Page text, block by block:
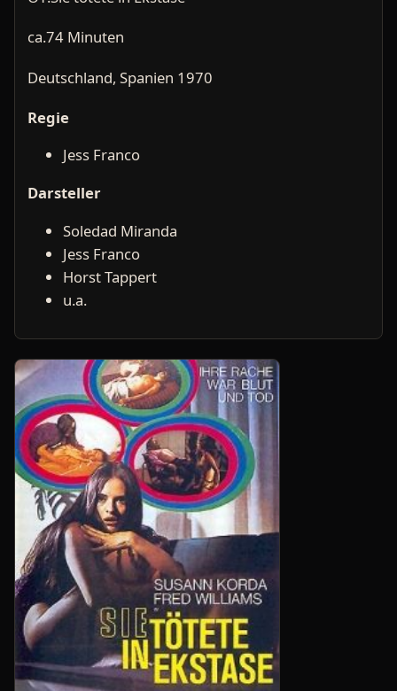
ca.74 Minuten
Deutschland, Spanien 1970
Regie
Jess Franco
Darsteller
Soledad Miranda
Jess Franco
Horst Tappert
u.a.